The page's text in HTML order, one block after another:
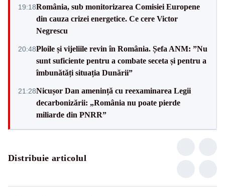
19:18România, sub monitorizarea Comisiei Europene
din cauza crizei energetice. Ce cere Victor
Negrescu
20:48Ploile și vijeliile revin în România. Șefa ANM: ”Nu
sunt suficiente pentru a combate seceta și pentru a
îmbunătăți situația Dunării”
21:28Nicușor Dan amenință cu reexaminarea Legii
decarbonizării: „România nu poate pierde
miliarde din PNRR”
Distribuie articolul